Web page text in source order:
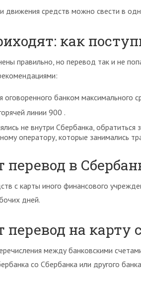
движения средств можно свести в
как
правильно, но перевод так и не
банком максимального
линии 900 .
не внутри Сбербанка,
оператору, которые занимались
перевод в
с карты иного финансового
дней.
перевод на карту
между банковскими
со Сбербанка или другого